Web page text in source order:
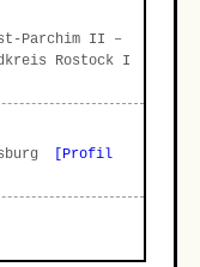
Parchim II –
Rostock I
[Profil